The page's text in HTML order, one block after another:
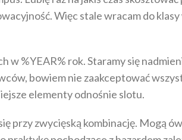
Więc stale wracam do
%YEAR% rok. Staramy się
bowiem nie zaakceptować
elementy odnośnie slotu.
przy zwycięską kombinację. Mogą